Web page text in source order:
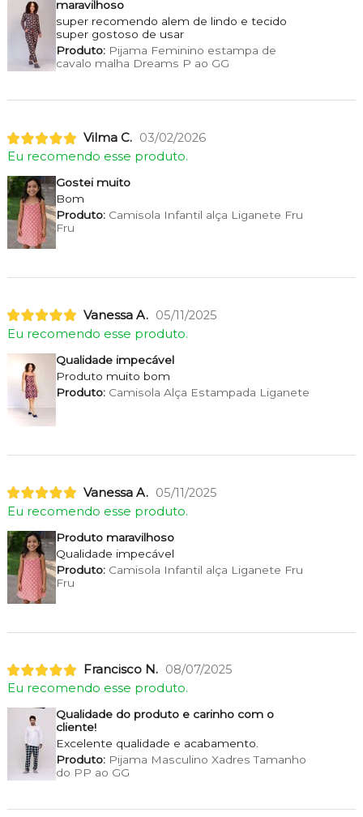
maravilhoso
super recomendo alem de lindo e tecido
super gostoso de usar
Produto:Pijama Feminino estampa de
cavalo malha Dreams P ao GG
Vilma C. 03/02/2026
Eu recomendo esse produto.
Gostei muito
Bom
Produto:Camisola Infantil alça Liganete Fru
Fru
Vanessa A. 05/11/2025
Eu recomendo esse produto.
Qualidade impecável
Produto muito bom
Produto:Camisola Alça Estampada Liganete
Vanessa A. 05/11/2025
Eu recomendo esse produto.
Produto maravilhoso
Qualidade impecável
Produto:Camisola Infantil alça Liganete Fru
Fru
Francisco N. 08/07/2025
Eu recomendo esse produto.
Qualidade do produto e carinho com o
cliente!
Excelente qualidade e acabamento.
Produto:Pijama Masculino Xadres Tamanho
do PP ao GG